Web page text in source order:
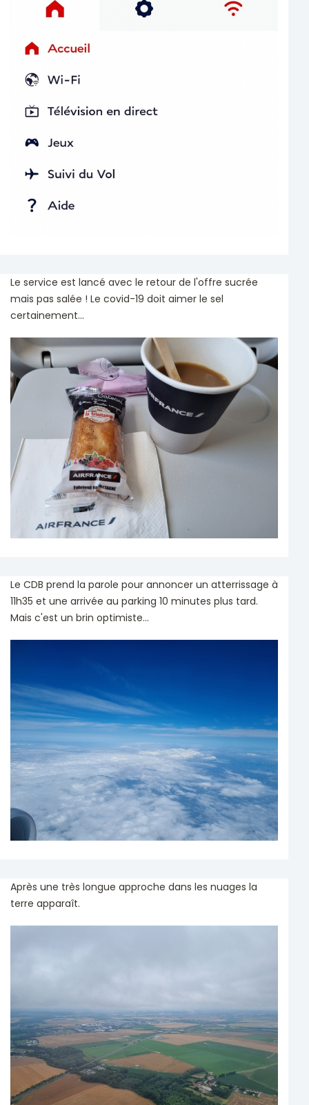
Le service est lancé avec le retour de l'offre sucrée
mais pas salée ! Le covid-19 doit aimer le sel
certainement...
Le CDB prend la parole pour annoncer un atterrissage à
11h35 et une arrivée au parking 10 minutes plus tard.
Mais c'est un brin optimiste...
Après une très longue approche dans les nuages la
terre apparaît.